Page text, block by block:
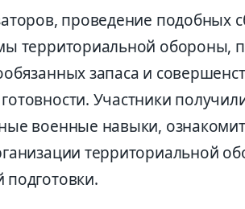
проведение подобных
территориальной обороны,
запаса и
Участники
военные навыки,
территориальной